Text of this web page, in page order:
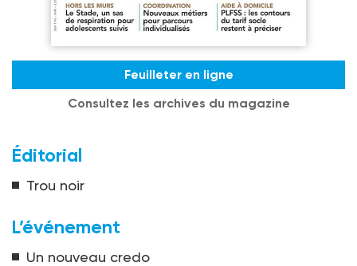
Feuilleter en ligne
Consultez les archives du magazine
Éditorial
Trou noir
L’événement
Un nouveau credo